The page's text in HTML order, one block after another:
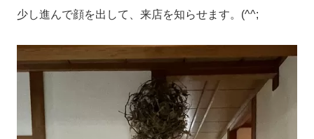
少し進んで顔を出して、来店を知らせます。(^^;